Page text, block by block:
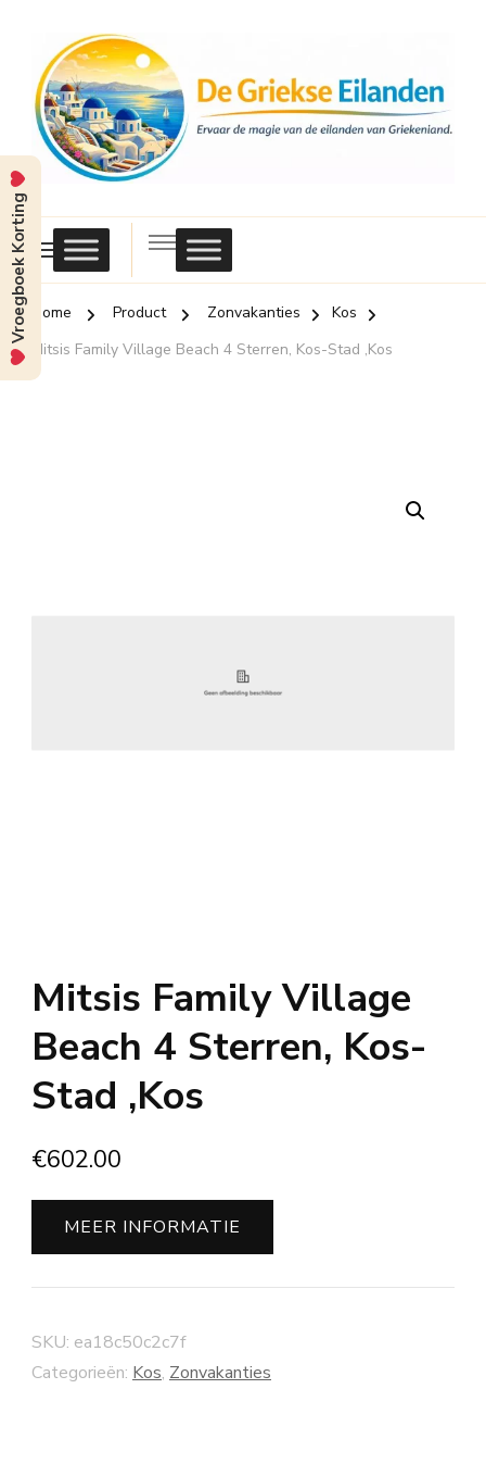
Griekse
Eilanden
Home Product Zonvakanties
Kos
Mitsis Family Village Beach 4 Sterren, Kos-Stad ,Kos
Mitsis Family Village
Beach 4 Sterren, Kos-
Stad ,Kos
€602.00
MEER INFORMATIE
SKU: ea18c50c2c7f
Categorieën: Kos, Zonvakanties
Vroegboek Korting